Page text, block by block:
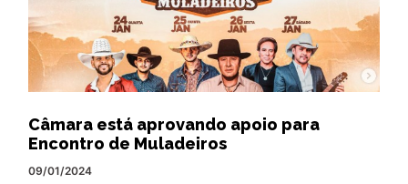
Câmara está aprovando apoio para
Encontro de Muladeiros
09/01/2024